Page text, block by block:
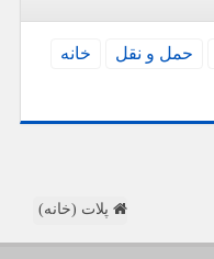
حمل و نقل
خانه
پلات (خانه)